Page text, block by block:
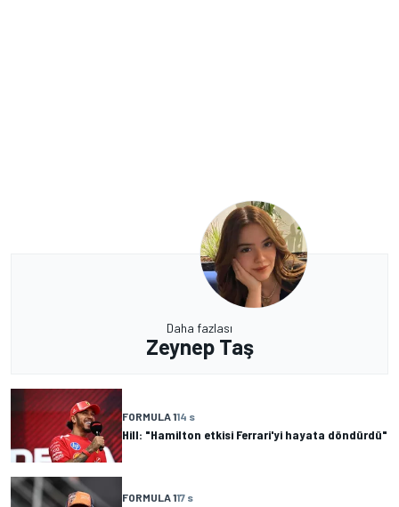
Daha fazlası
Zeynep Taş
FORMULA 114 s
Hill: "Hamilton etkisi Ferrari'yi hayata döndürdü"
FORMULA 117 s